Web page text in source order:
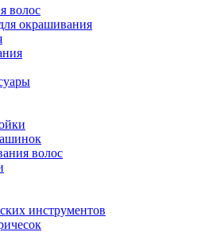
волос
окрашивания
волос
инструментов